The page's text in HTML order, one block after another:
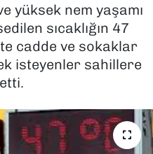
yüksek nem yaşamı
sıcaklığın 47
cadde ve sokaklar
isteyenler sahillere